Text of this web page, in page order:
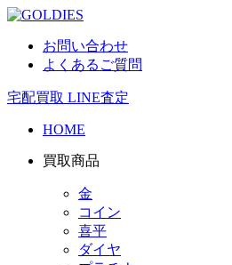
お問い合わせ
よくあるご質問
宅配買取 LINE査定
HOME
買取商品
金
コイン
喜平
ダイヤ